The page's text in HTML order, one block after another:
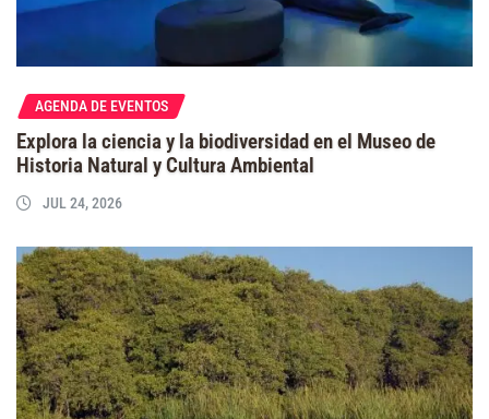
AGENDA DE EVENTOS
Explora la ciencia y la biodiversidad en el Museo de
Historia Natural y Cultura Ambiental
JUL 24, 2026